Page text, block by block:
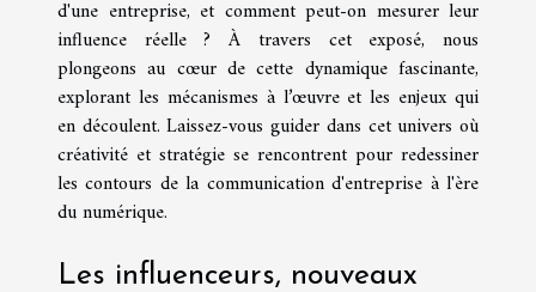
d'une entreprise, et comment peut-on mesurer leur
influence réelle ? À travers cet exposé, nous
plongeons au cœur de cette dynamique fascinante,
explorant les mécanismes à l’œuvre et les enjeux qui
en découlent. Laissez-vous guider dans cet univers où
créativité et stratégie se rencontrent pour redessiner
les contours de la communication d'entreprise à l'ère
du numérique.
Les influenceurs, nouveaux